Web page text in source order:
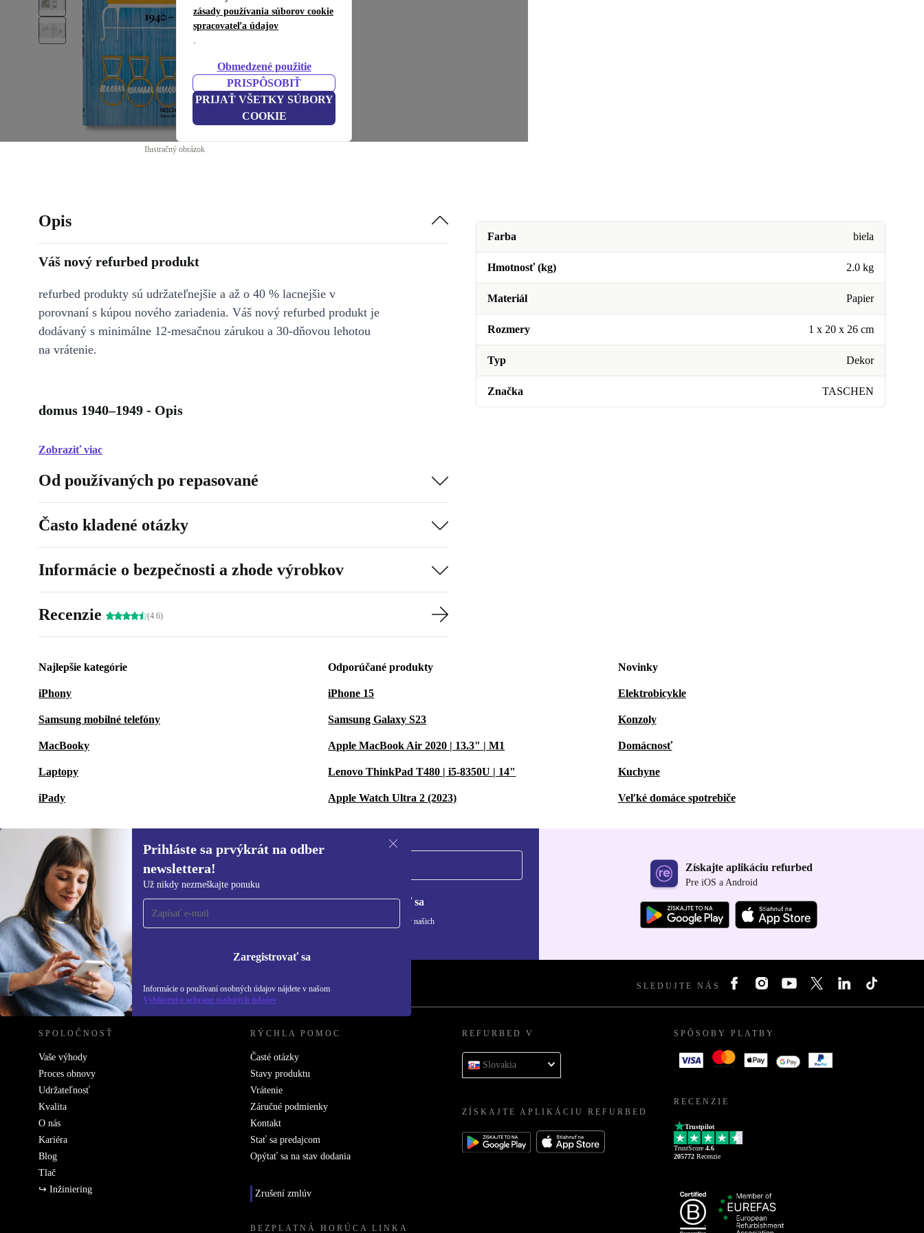
zásady používania súborov cookie
spracovateľa údajov
.
Obmedzené použitie
PRISPÔSOBIŤ
PRIJAŤ VŠETKY SÚBORY
COOKIE
Ilustračný obrázok
Farba biela
Hmotnosť (kg) 2.0 kg
Materiál Papier
Rozmery 1 x 20 x 26 cm
Typ Dekor
Značka TASCHEN
Opis
Váš nový refurbed produkt
refurbed produkty sú udržateľnejšie a až o 40 % lacnejšie v
porovnaní s kúpou nového zariadenia. Váš nový refurbed produkt je
dodávaný s minimálne 12-mesačnou zárukou a 30-dňovou lehotou
na vrátenie.
domus 1940–1949 - Opis
Zobraziť viac
Od používaných po repasované
Často kladené otázky
Informácie o bezpečnosti a zhode výrobkov
Recenzie (4.6)
Najlepšie kategórie
iPhony
Samsung mobilné telefóny
MacBooky
Laptopy
iPady
Odporúčané produkty
iPhone 15
Samsung Galaxy S23
Apple MacBook Air 2020 | 13.3" | M1
Lenovo ThinkPad T480 | i5-8350U | 14"
Apple Watch Ultra 2 (2023)
Novinky
Elektrobicykle
Konzoly
Domácnosť
Kuchyne
Veľké domáce spotrebiče
Prihláste sa prvýkrát na odber
newslettera!
Už nikdy nezmeškajte ponuku
Zaregistrovať sa
Informácie o používaní osobných údajov nájdete v našom
Vyhlásení o ochrane osobných údajov
Prihláste sa prvýkrát na
newsletter!
Už nikdy nezmeškajte ponuku.
Zaregistrovať sa
Informácie o používaní osobných údajov nájdete v našich
Získajte aplikáciu refurbed
Pre iOS a Android
REFURBED SLOVENSKO – RETHINK NEW. SLEDUJTE NÁS
SPOLOČNOSŤ
Vaše výhody
Proces obnovy
Udržateľnosť
Kvalita
O nás
Kariéra
Blog
Tlač
↪ Inžiniering
RÝCHLA POMOC
Časté otázky
Stavy produktu
Vrátenie
Záručné podmienky
Kontakt
Stať sa predajcom
Opýtať sa na stav dodania
Zrušení zmlúv
BEZPLATNÁ HORÚCA LINKA
REFURBED V
Slovakia
ZÍSKAJTE APLIKÁCIU REFURBED
SPÔSOBY PLATBY
RECENZIE
Trustpilot
TrustScore 4.6
205772 Recenzie